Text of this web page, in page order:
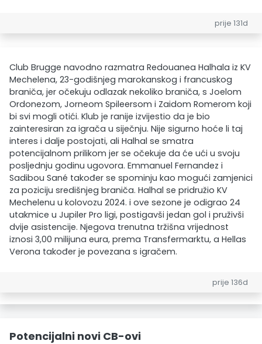
prije 131d
Club Brugge navodno razmatra Redouanea Halhala iz KV
Mechelena, 23-godišnjeg marokanskog i francuskog
braniča, jer očekuju odlazak nekoliko braniča, s Joelom
Ordonezom, Jorneom Spileersom i Zaidom Romerom koji
bi svi mogli otići. Klub je ranije izvijestio da je bio
zainteresiran za igrača u siječnju. Nije sigurno hoće li taj
interes i dalje postojati, ali Halhal se smatra
potencijalnom prilikom jer se očekuje da će ući u svoju
posljednju godinu ugovora. Emmanuel Fernandez i
Sadibou Sané također se spominju kao mogući zamjenici
za poziciju središnjeg braniča. Halhal se pridružio KV
Mechelenu u kolovozu 2024. i ove sezone je odigrao 24
utakmice u Jupiler Pro ligi, postigavši jedan gol i pruživši
dvije asistencije. Njegova trenutna tržišna vrijednost
iznosi 3,00 milijuna eura, prema Transfermarktu, a Hellas
Verona također je povezana s igračem.
prije 136d
Potencijalni novi CB-ovi